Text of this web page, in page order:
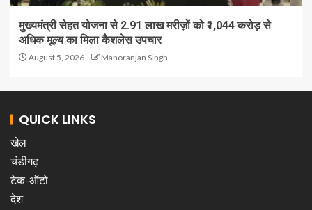
मुख्यमंत्री सेहत योजना से 2.91 लाख मरीज़ों को ₹1,044 करोड़ से
अधिक मूल्य का मिला कैशलेस उपचार
August 5, 2026 Manoranjan Singh
QUICK LINKS
खेल
चंडीगढ़
टेक-ऑटो
देश